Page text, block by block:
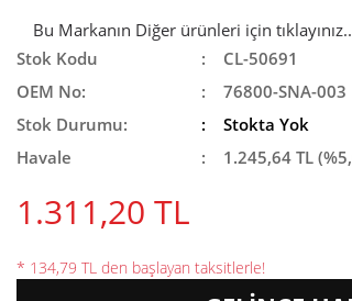
Bu Markanın Diğer ürünleri için
Stok Kodu
CL-50691
OEM No:
76800-SNA-003
Stok Durumu:
Stokta Yok
Havale
1.245,64 TL
1.311,20 TL
* 134,79 TL den başlayan taksitlerle!